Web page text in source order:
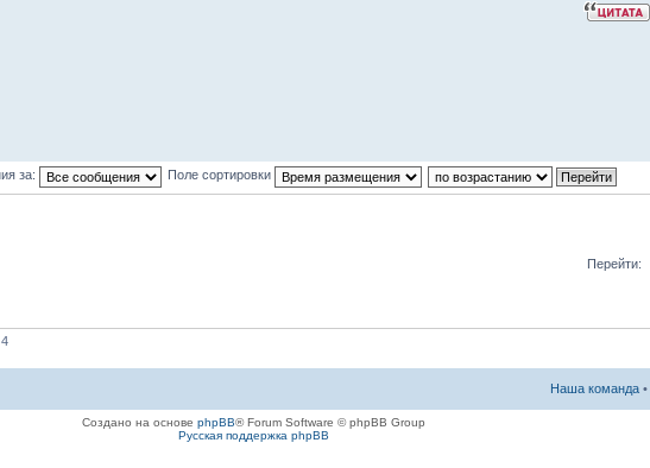
за: Поле сортировки
Перейти:
Наша команда •
Создано на основе phpBB® Forum Software © phpBB Group
Русская поддержка phpBB